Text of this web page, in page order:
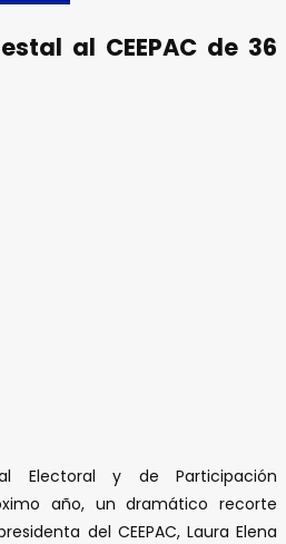
al CEEPAC de 36
Electoral y de Participación
año, un dramático recorte
del CEEPAC, Laura Elena